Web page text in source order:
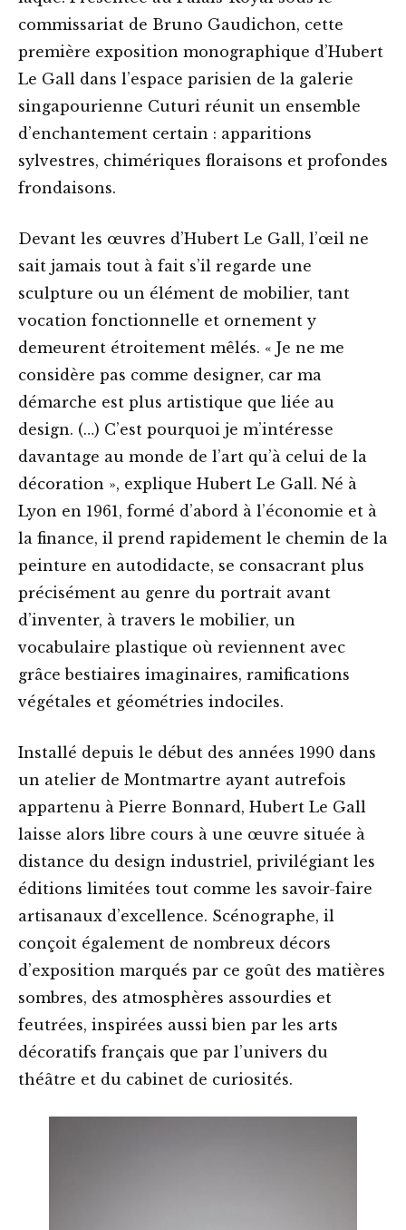
commissariat de Bruno Gaudichon, cette
première exposition monographique d’Hubert
Le Gall dans l’espace parisien de la galerie
singapourienne Cuturi réunit un ensemble
d’enchantement certain : apparitions
sylvestres, chimériques floraisons et profondes
frondaisons.
Devant les œuvres d’Hubert Le Gall, l’œil ne
sait jamais tout à fait s’il regarde une
sculpture ou un élément de mobilier, tant
vocation fonctionnelle et ornement y
demeurent étroitement mêlés. « Je ne me
considère pas comme designer, car ma
démarche est plus artistique que liée au
design. (…) C’est pourquoi je m’intéresse
davantage au monde de l’art qu’à celui de la
décoration », explique Hubert Le Gall. Né à
Lyon en 1961, formé d’abord à l’économie et à
la finance, il prend rapidement le chemin de la
peinture en autodidacte, se consacrant plus
précisément au genre du portrait avant
d’inventer, à travers le mobilier, un
vocabulaire plastique où reviennent avec
grâce bestiaires imaginaires, ramifications
végétales et géométries indociles.
Installé depuis le début des années 1990 dans
un atelier de Montmartre ayant autrefois
appartenu à Pierre Bonnard, Hubert Le Gall
laisse alors libre cours à une œuvre située à
distance du design industriel, privilégiant les
éditions limitées tout comme les savoir-faire
artisanaux d’excellence. Scénographe, il
conçoit également de nombreux décors
d’exposition marqués par ce goût des matières
sombres, des atmosphères assourdies et
feutrées, inspirées aussi bien par les arts
décoratifs français que par l’univers du
théâtre et du cabinet de curiosités.